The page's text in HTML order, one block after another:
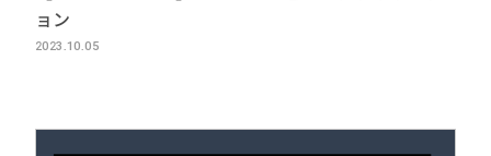
ョン
2023.10.05